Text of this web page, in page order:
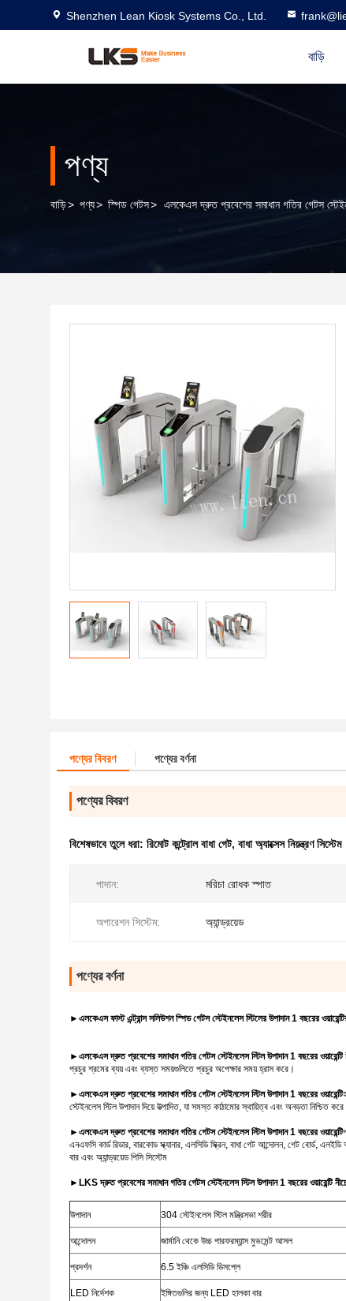
Shenzhen Lean Kiosk Systems Co., Ltd.
বাড়ি
পণ্য
বাড়ি> পণ্য> স্পিড গেটস> এলকেএস দ্রুত প্রবেশের সমাধান গতির গেটস
পণ্যের বিবরণ পণ্যের বর্ণনা
পণ্যের বিবরণ
বিশেষভাবে তুলে ধরা: রিমোট কন্ট্রোল বাধা গেট, বাধা অ্যাক্সেস নিয়ন্ত্রণ সিস্টেম
পাদান: মরিচা রোধক স্পাত
অপারেশন সিস্টেম: অ্যান্ড্রয়েড
পণ্যের বর্ণনা
►এলকেএস ফাস্ট এন্ট্রান্স সলিউশন স্পিড গেটস স্টেইনলেস স্টিলের উপাদান 1 বছরের
►এলকেএস দ্রুত প্রবেশের সমাধান গতির গেটস স্টেইনলেস স্টিল উপাদান 1 বছরের ওয়ারেন্টি
প্রচুর শ্রমের ব্যয় এবং ব্যস্ত সময়গুলিতে প্রচুর অপেক্ষার সময় হ্রাস করে।
►এলকেএস দ্রুত প্রবেশের সমাধান গতির গেটস স্টেইনলেস স্টিল উপাদান 1 বছরের ওয়ারেন্টি
স্টেইনলেস স্টিল উপাদান দিয়ে উত্পাদিত, যা সমস্ত কাঠামোর স্থায়িত্ব এবং অনড়তা নিশ্চিত
►এলকেএস দ্রুত প্রবেশের সমাধান গতির গেটস স্টেইনলেস স্টিল উপাদান 1 বছরের ওয়ারেন্টি
এনএফসি কার্ড রিডার, বারকোড স্ক্যানার, এলসিডি স্ক্রিন, বাধা গেট আন্দোলন, গেট বোর্ড,
বার এবং অ্যান্ড্রয়েড পিসি সিস্টেম
► LKS দ্রুত প্রবেশের সমাধান গতির গেটস স্টেইনলেস স্টিল উপাদান 1 বছরের ওয়ারেন্টি
উপাদান 304 স্টেইনলেস স্টিল মন্ত্রিসভা শরীর
আন্দোলন জার্মানি থেকে উচ্চ পারফরম্যান্স মুভমেন্ট আসল
প্রদর্শন 6.5 ইঞ্চি এলসিডি ডিসপ্লে
LED নির্দেশক ইঙ্গিতগুলির জন্য LED হালকা বার